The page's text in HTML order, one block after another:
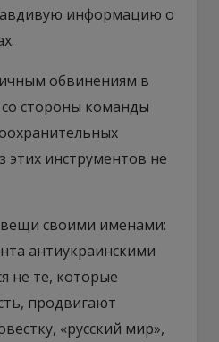
информацию о
обвинениям в
стороны команды
этих инструментов не
своими именами:
антиукраинскими
не те, которые
продвигают
«русский мир»,